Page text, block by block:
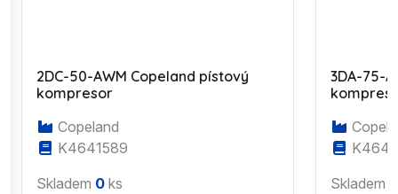
2DC-50-AWM Copeland pístový
kompresor
Copeland
K4641589
Skladem 0 ks
3DA-75-
Skladem